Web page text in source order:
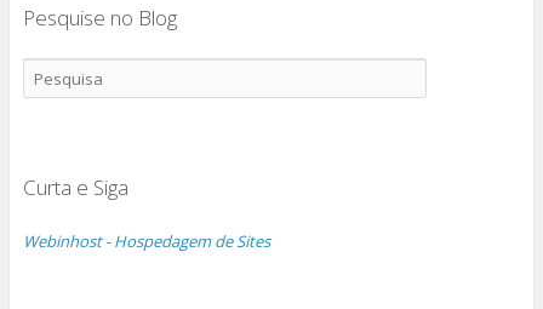
Pesquise no Blog
Curta e Siga
Webinhost - Hospedagem de Sites